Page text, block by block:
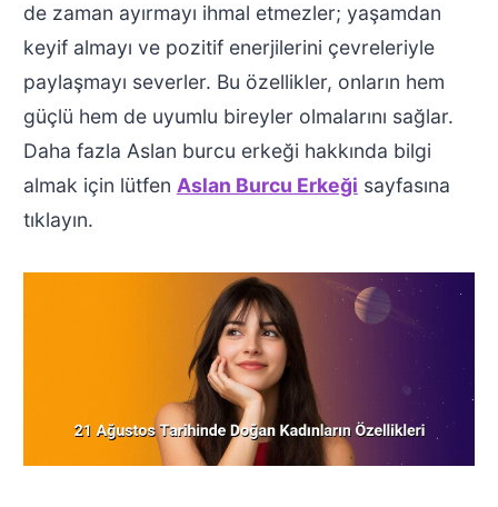
de zaman ayırmayı ihmal etmezler; yaşamdan
keyif almayı ve pozitif enerjilerini çevreleriyle
paylaşmayı severler. Bu özellikler, onların hem
güçlü hem de uyumlu bireyler olmalarını sağlar.
Daha fazla Aslan burcu erkeği hakkında bilgi
almak için lütfen Aslan Burcu Erkeği sayfasına
tıklayın.